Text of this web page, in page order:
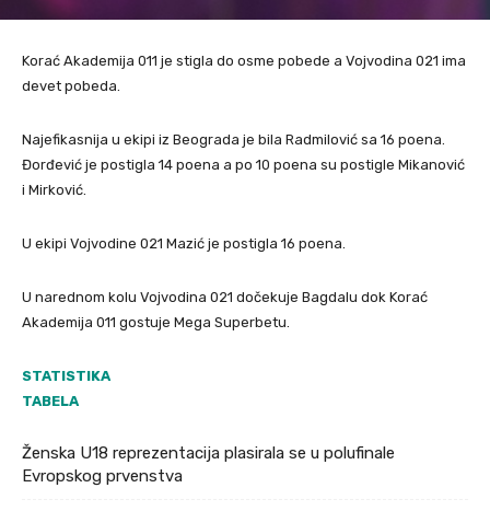
Korać Akademija 011 je stigla do osme pobede a Vojvodina 021 ima
devet pobeda.
Najefikasnija u ekipi iz Beograda je bila Radmilović sa 16 poena.
Đorđević je postigla 14 poena a po 10 poena su postigle Mikanović
i Mirković.
U ekipi Vojvodine 021 Mazić je postigla 16 poena.
U narednom kolu Vojvodina 021 dočekuje Bagdalu dok Korać
Akademija 011 gostuje Mega Superbetu.
STATISTIKA
TABELA
Ženska U18 reprezentacija plasirala se u polufinale
Evropskog prvenstva